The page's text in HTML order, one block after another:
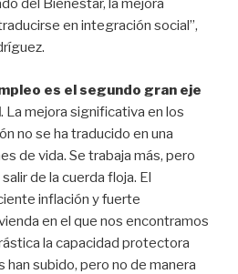
del Bienestar, la mejora
en integración social”,
es el segundo gran eje
. La mejora significativa en los
no se ha traducido en una
de vida. Se trabaja más, pero
de la cuerda floja. El
inflación y fuerte
en el que nos encontramos
la capacidad protectora
han subido, pero no de manera